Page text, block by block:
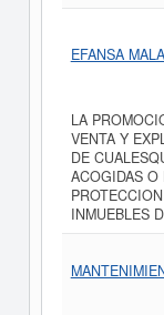
EFANSA
LA
VENTA Y
DE
ACOGIDAS
INMUEBLES